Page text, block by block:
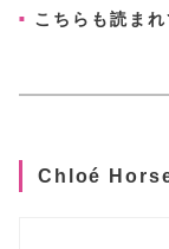
こちらも読ま
Chloé